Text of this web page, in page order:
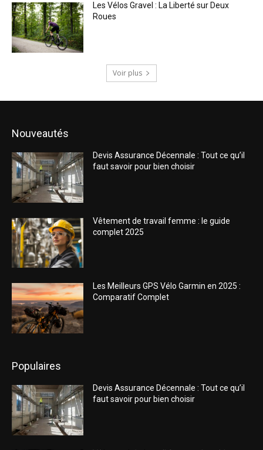
Les Vélos Gravel : La Liberté sur Deux
Roues
Voir plus
Nouveautés
Devis Assurance Décennale : Tout ce qu’il
faut savoir pour bien choisir
Vêtement de travail femme : le guide
complet 2025
Les Meilleurs GPS Vélo Garmin en 2025 :
Comparatif Complet
Populaires
Devis Assurance Décennale : Tout ce qu’il
faut savoir pour bien choisir